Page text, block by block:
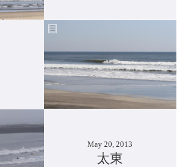
May 20, 2013
太東